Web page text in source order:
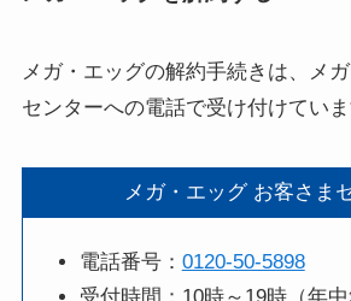
メガ・エッグの解約手続きは、メ
センターへの電話で受け付けていま
メガ・エッグ お客さま
電話番号： 0120-50-5898